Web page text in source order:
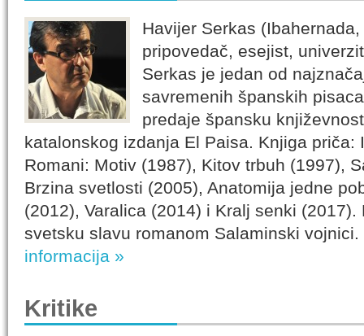
Havijer Serkas
pripovedač, esejist,
Serkas je jedan od
savremenih španskih
predaje špansku
katalonskog izdanja El Paisa. Knjiga priča:
Romani: Motiv (1987), Kitov trbuh (1997),
Brzina svetlosti (2005), Anatomija jedne
(2012), Varalica (2014) i Kralj senki
svetsku slavu romanom Salaminski
informacija »
Kritike